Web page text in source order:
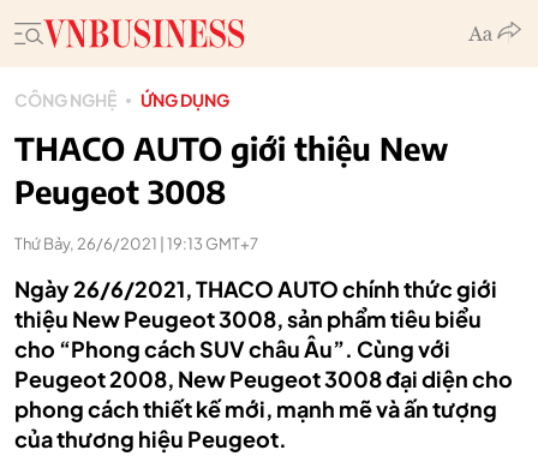
CÔNG NGHỆ ỨNG DỤNG
THACO AUTO giới thiệu New
Peugeot 3008
Thứ Bảy, 26/6/2021 | 19:13 GMT+7
Ngày 26/6/2021, THACO AUTO chính thức giới
thiệu New Peugeot 3008, sản phẩm tiêu biểu
cho “Phong cách SUV châu Âu”. Cùng với
Peugeot 2008, New Peugeot 3008 đại diện cho
phong cách thiết kế mới, mạnh mẽ và ấn tượng
của thương hiệu Peugeot.